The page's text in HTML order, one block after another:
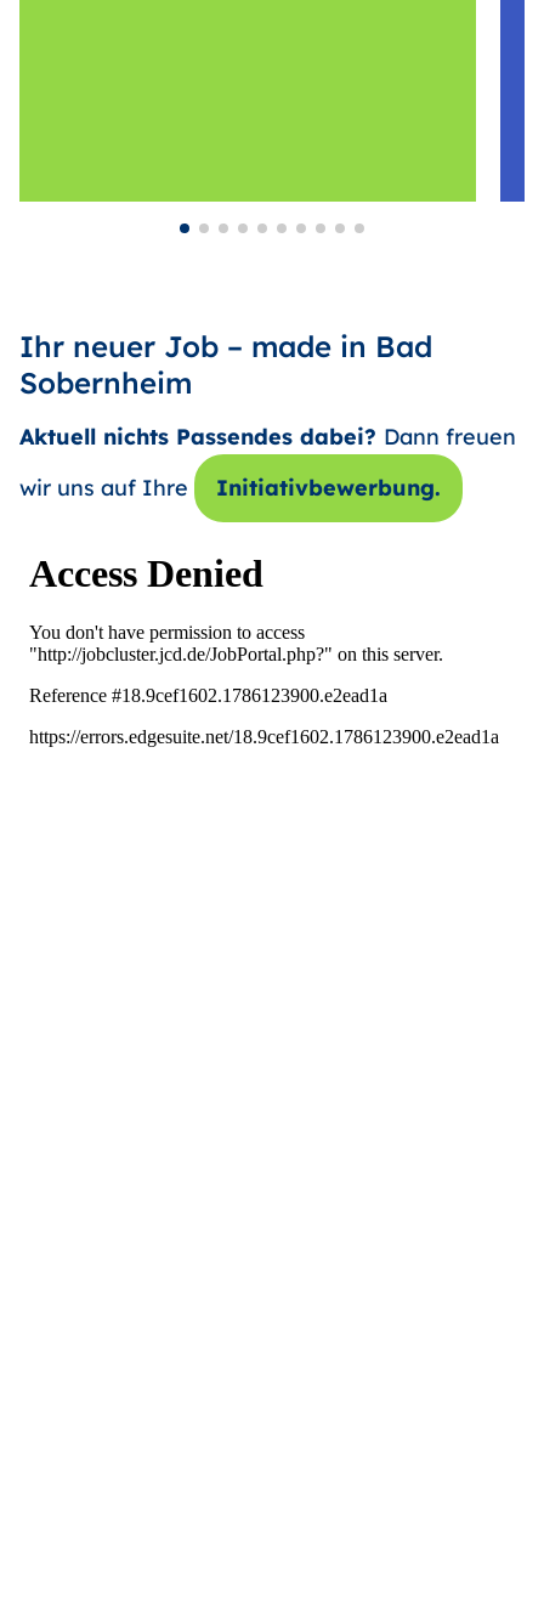
Ihr neuer Job – made in Bad
Sobernheim
Aktuell nichts Passendes dabei? Dann freuen
wir uns auf Ihre
Initiativbewerbung.